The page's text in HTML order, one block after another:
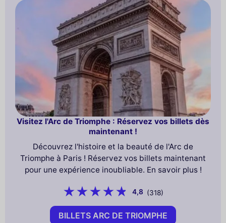
Visitez l'Arc de Triomphe : Réservez vos billets dès
maintenant !
Découvrez l'histoire et la beauté de l'Arc de
Triomphe à Paris ! Réservez vos billets maintenant
pour une expérience inoubliable. En savoir plus !
4,8 (318)
BILLETS ARC DE TRIOMPHE